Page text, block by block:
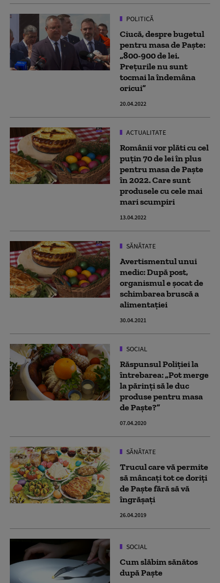
POLITICĂ
Ciucă, despre bugetul
pentru masa de Paște:
„800-900 de lei.
Prețurile nu sunt
tocmai la îndemâna
oricui”
20.04.2022
ACTUALITATE
Românii vor plăti cu cel
puțin 70 de lei în plus
pentru masa de Paște
în 2022. Care sunt
produsele cu cele mai
mari scumpiri
13.04.2022
SĂNĂTATE
Avertismentul unui
medic: După post,
organismul e şocat de
schimbarea bruscă a
alimentaţiei
30.04.2021
SOCIAL
Răspunsul Poliției la
întrebarea: „Pot merge
la părinți să le duc
produse pentru masa
de Paște?”
07.04.2020
SĂNĂTATE
Trucul care vă permite
să mâncați tot ce doriți
de Paște fără să vă
îngrășați
26.04.2019
SOCIAL
Cum slăbim sănătos
după Paște